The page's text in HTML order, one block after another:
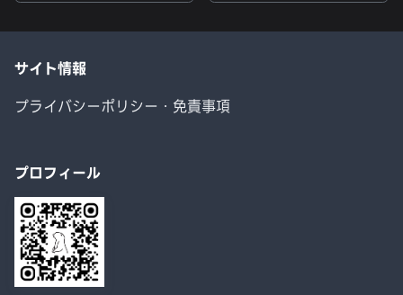
サイト情報
プライバシーポリシー・免責事項
プロフィール